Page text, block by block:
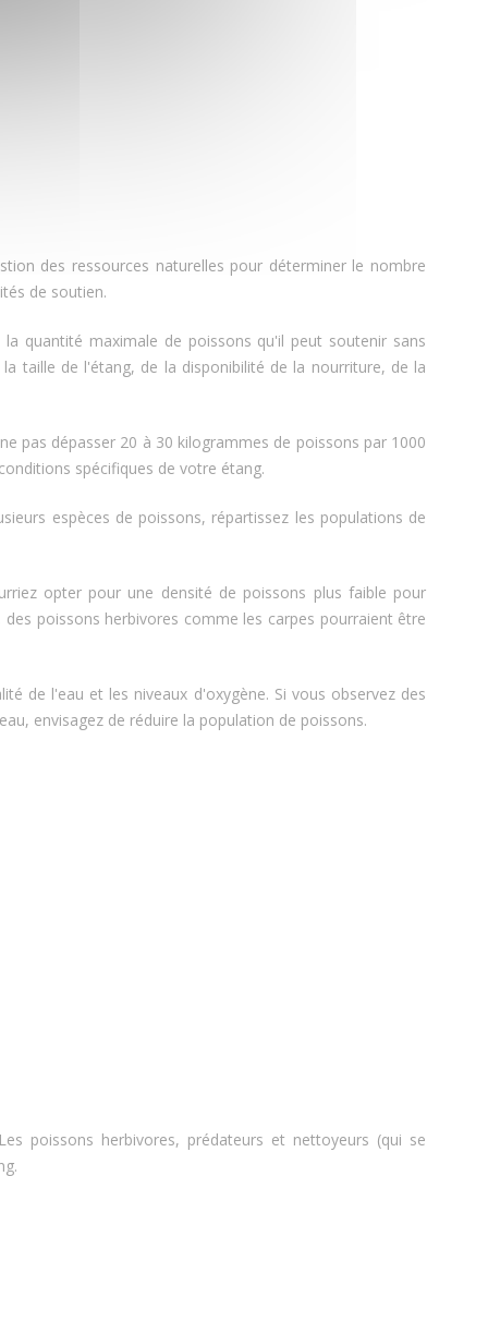
des ressources naturelles pour déterminer le nombre
de soutien.
quantité maximale de poissons qu'il peut soutenir sans
taille de l'étang, de la disponibilité de la nourriture, de la
pas dépasser 20 à 30 kilogrammes de poissons par 1000
spécifiques de votre étang.
espèces de poissons, répartissez les populations de
opter pour une densité de poissons plus faible pour
poissons herbivores comme les carpes pourraient être
de l'eau et les niveaux d'oxygène. Si vous observez des
envisagez de réduire la population de poissons.
poissons herbivores, prédateurs et nettoyeurs (qui se